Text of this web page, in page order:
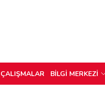
BİLGİ MERKEZİ